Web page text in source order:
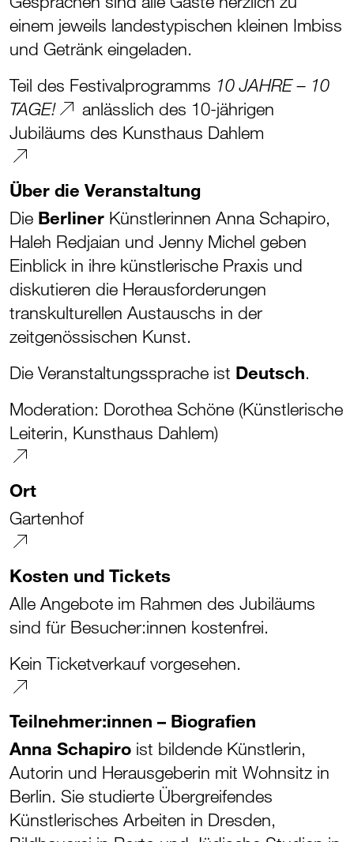
einem jeweils landestypischen kleinen Imbiss
und Getränk eingeladen.
Teil des Festivalprogramms 10 JAHRE – 10
TAGE!
anlässlich des 10-jährigen
Jubiläums des Kunsthaus Dahlem
Über die Veranstaltung
Die Berliner Künstlerinnen Anna Schapiro,
Haleh Redjaian und Jenny Michel geben
Einblick in ihre künstlerische Praxis und
diskutieren die Herausforderungen
transkulturellen Austauschs in der
zeitgenössischen Kunst.
Die Veranstaltungssprache ist Deutsch.
Moderation: Dorothea Schöne (Künstlerische
Leiterin, Kunsthaus Dahlem)
Ort
Gartenhof
Kosten und Tickets
Alle Angebote im Rahmen des Jubiläums
sind für Besucher:innen kostenfrei.
Kein Ticketverkauf vorgesehen.
Teilnehmer:innen – Biografien
Anna Schapiro ist bildende Künstlerin,
Autorin und Herausgeberin mit Wohnsitz in
Berlin. Sie studierte Übergreifendes
Künstlerisches Arbeiten in Dresden,